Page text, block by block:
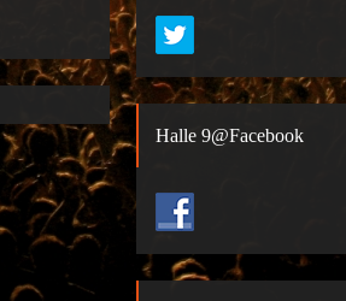
Halle 9@Facebook